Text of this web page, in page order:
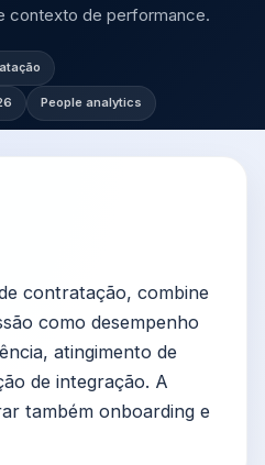
contexto de performance.
People analytics
contratação, combine
como desempenho
atingimento de
de integração. A
também onboarding e